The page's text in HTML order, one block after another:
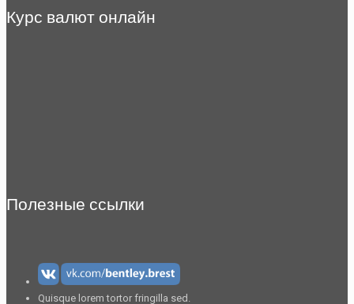
Курс валют онлайн
Полезные ссылки
Quisque lorem tortor fringilla sed.